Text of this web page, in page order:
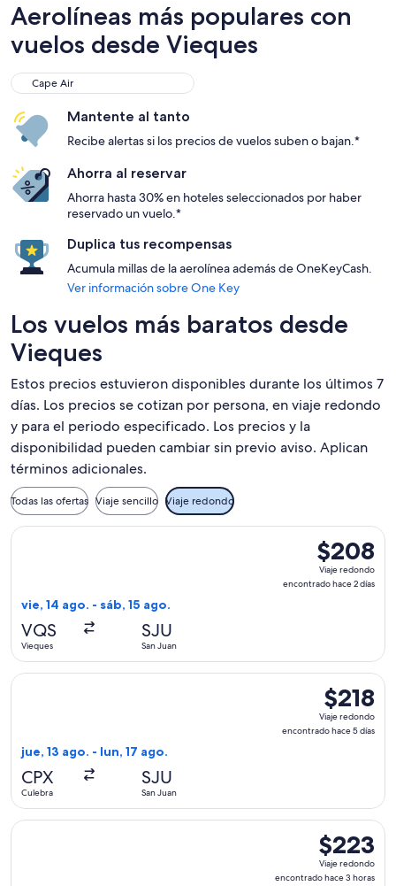
Aerolíneas más populares con
vuelos desde Vieques
Cape Air
Mantente al tanto
Recibe alertas si los precios de vuelos suben o bajan.*
Ahorra al reservar
Ahorra hasta 30% en hoteles seleccionados por haber
reservado un vuelo.*
Duplica tus recompensas
Acumula millas de la aerolínea además de OneKeyCash.
Ver información sobre One Key
Los vuelos más baratos desde
Vieques
Estos precios estuvieron disponibles durante los últimos 7
días. Los precios se cotizan por persona, en viaje redondo
y para el periodo especificado. Los precios y la
disponibilidad pueden cambiar sin previo aviso. Aplican
términos adicionales.
Todas las ofertas Viaje sencillo Viaje redondo
$208
Viaje
redondo,
$208
Viaje redondo
encontrado hace 2 días
vie, 14 ago. - sáb, 15 ago.
VQS
Vieques
SJU
San Juan
Seleccionar vuelo de Cape Air, con salida el vie, 14 ago.
$218
Viaje
redondo,
$218
Viaje redondo
encontrado hace 5 días
jue, 13 ago. - lun, 17 ago.
CPX
Culebra
SJU
San Juan
Seleccionar vuelo de Cape Air, con salida el jue, 13 ago.
$223
Viaje
redondo,
$223
Viaje redondo
encontrado hace 3 horas
Seleccionar vuelo de Cape Air, con salida el mié, 19 ago.